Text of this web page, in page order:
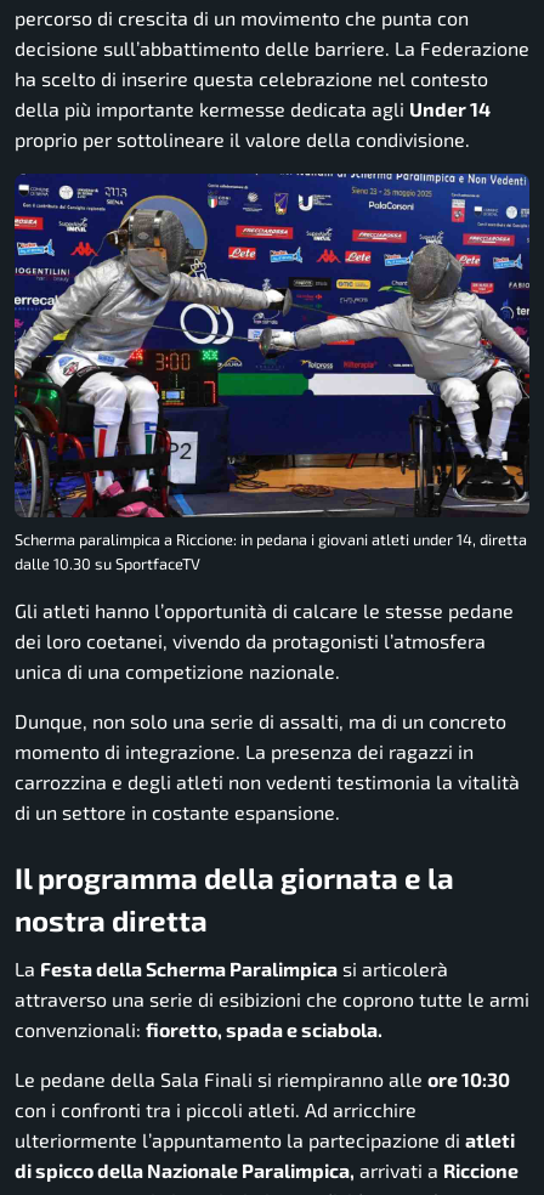
percorso di crescita di un movimento che punta con
decisione sull’abbattimento delle barriere. La Federazione
ha scelto di inserire questa celebrazione nel contesto
della più importante kermesse dedicata agli Under 14
proprio per sottolineare il valore della condivisione.
Scherma paralimpica a Riccione: in pedana i giovani atleti under 14, diretta
dalle 10.30 su SportfaceTV
Gli atleti hanno l’opportunità di calcare le stesse pedane
dei loro coetanei, vivendo da protagonisti l’atmosfera
unica di una competizione nazionale.
Dunque, non solo una serie di assalti, ma di un concreto
momento di integrazione. La presenza dei ragazzi in
carrozzina e degli atleti non vedenti testimonia la vitalità
di un settore in costante espansione.
Il programma della giornata e la
nostra diretta
La Festa della Scherma Paralimpica si articolerà
attraverso una serie di esibizioni che coprono tutte le armi
convenzionali: fioretto, spada e sciabola.
Le pedane della Sala Finali si riempiranno alle ore 10:30
con i confronti tra i piccoli atleti. Ad arricchire
ulteriormente l’appuntamento la partecipazione di atleti
di spicco della Nazionale Paralimpica, arrivati a Riccione